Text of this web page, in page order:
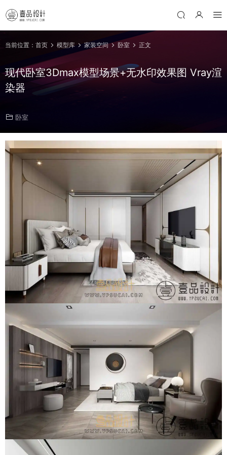
当前位置： 首页 模型库 家装空间 卧室 正文
现代卧室3Dmax模型场景+无水印效果图 Vray渲
染器
卧室